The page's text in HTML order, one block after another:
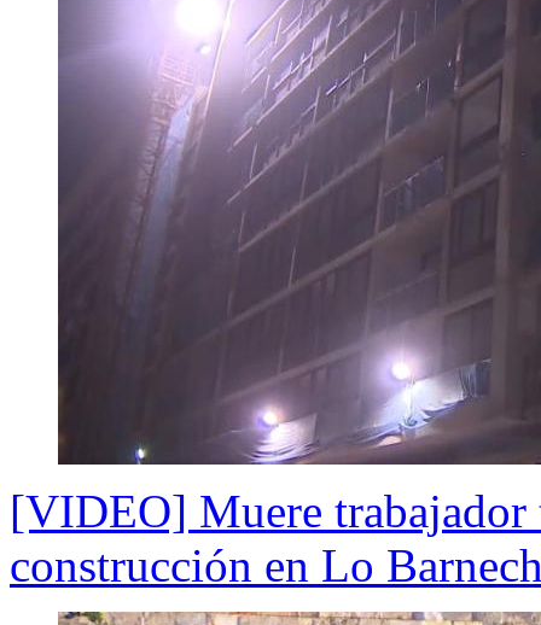
[VIDEO] Muere trabajador
construcción en Lo